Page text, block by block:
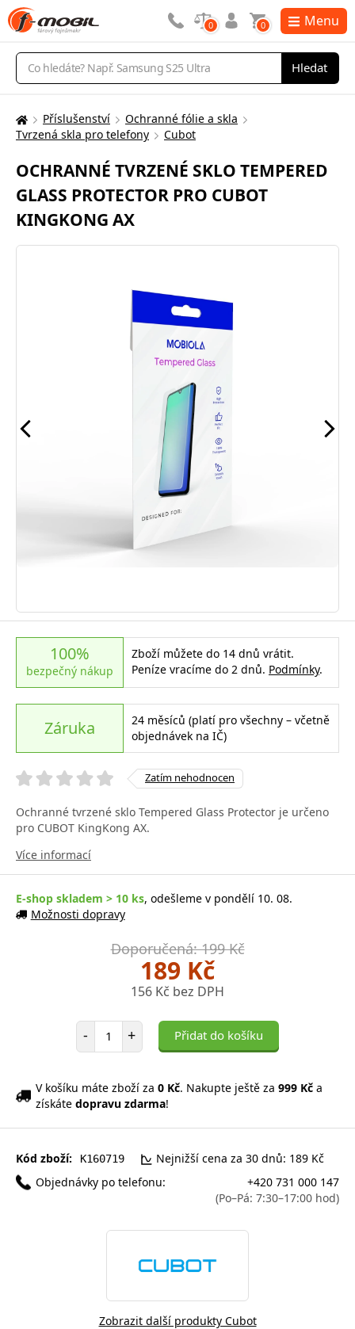
Vyhledávání
Hledat
0 0 Menu
Zde
nacházíte:
Příslušenství
Ochranné fólie a skla
Tvrzená skla pro telefony
Cubot
OCHRANNÉ TVRZENÉ SKLO TEMPERED
GLASS PROTECTOR PRO CUBOT
KINGKONG AX
100%
bezpečný nákup
Zboží můžete do 14 dnů vrátit.
Peníze vracíme do 2 dnů. Podmínky.
Záruka
24 měsíců (platí pro všechny – včetně
objednávek na IČ)
Zatím nehodnocen
Ochranné tvrzené sklo Tempered Glass Protector je určeno
pro CUBOT KingKong AX.
Více informací
E-shop skladem > 10 ks, odešleme v pondělí 10. 08.
Možnosti dopravy
Doporučená: 199 Kč
189 Kč
156 Kč bez DPH
- Počet položek
+ Přidat do košíku
V košíku máte zboží za 0 Kč. Nakupte ještě za 999 Kč a
získáte dopravu zdarma!
Kód zboží: K160719
Nejnižší cena za 30 dnů: 189 Kč
Objednávky po telefonu:
+420 731 000 147
(Po–Pá: 7:30–17:00 hod)
Zobrazit další produkty Cubot